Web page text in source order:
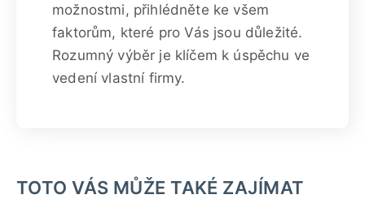
možnostmi, přihlédněte ke všem
faktorům, které pro Vás jsou důležité.
Rozumný výběr je klíčem k úspěchu ve
vedení vlastní firmy.
TOTO VÁS MŮŽE TAKÉ ZAJÍMAT